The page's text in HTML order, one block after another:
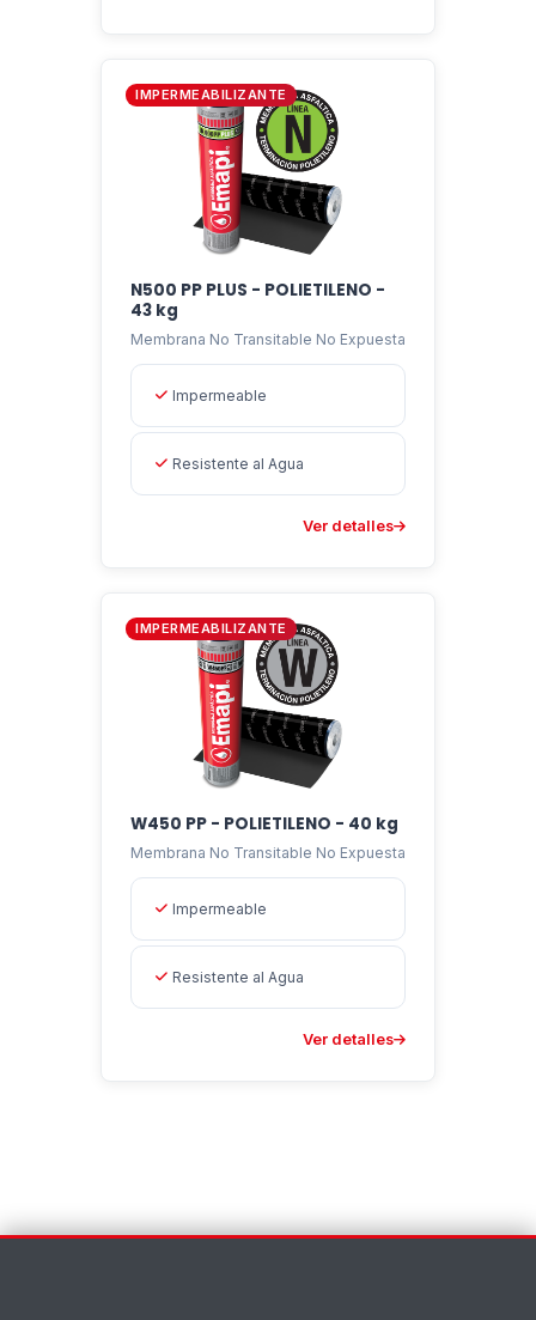
IMPERMEABILIZANTE
N500 PP PLUS - POLIETILENO -
43 kg
Membrana No Transitable No Expuesta
Impermeable
Resistente al Agua
Ver detalles
IMPERMEABILIZANTE
W450 PP - POLIETILENO - 40 kg
Membrana No Transitable No Expuesta
Impermeable
Resistente al Agua
Ver detalles